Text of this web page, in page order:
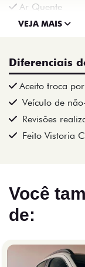
Ar Quente
VEJA MAIS
Diferenciais
Aceito troca
Veículo de
Revisões
Feito Vistoria
Você
de: